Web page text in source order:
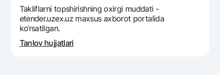
Qidirish
Foydali havolalar
Takliflarni topshirishning oxirgi muddati -
etender.uzex.uz maxsus axborot portalida
ko‘rsatilgan.
Tanlov hujjatlari